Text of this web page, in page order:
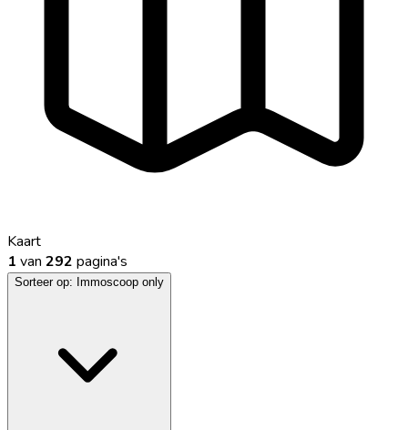
Kaart
1 van 292 pagina's
Sorteer op: Immoscoop only